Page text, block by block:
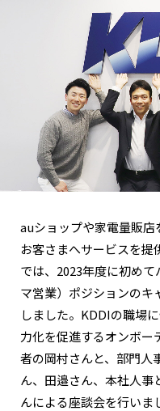
auショップや家電量販店
お客さまへサービスを
では、2023年度に初め
マ営業）ポジションのキ
しました。KDDIの職場
力化を促進するオンボー
者の岡村さんと、部門人
ん、田邉さん、本社人事
んによる座談会を行いま